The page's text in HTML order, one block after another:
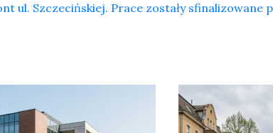
ul. Szczecińskiej. Prace zostały sfinalizowane